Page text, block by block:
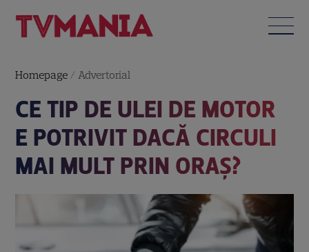
Homepage / Advertorial
CE TIP DE ULEI DE MOTOR
E POTRIVIT DACĂ CIRCULI
MAI MULT PRIN ORAȘ?